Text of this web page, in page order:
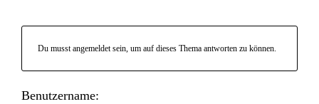
Du musst angemeldet sein, um auf dieses Thema antworten zu können.
Benutzername: